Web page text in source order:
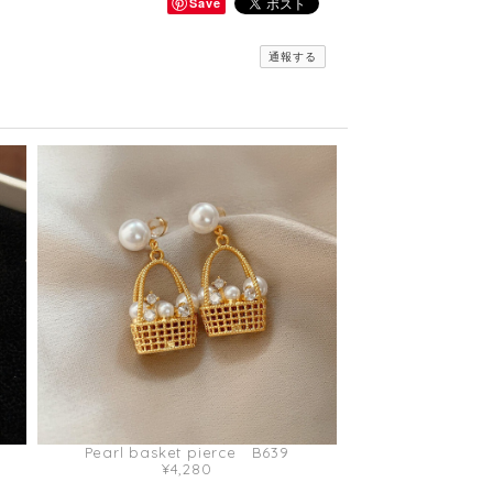
通報する
Pearl basket pierce B639
¥4,280